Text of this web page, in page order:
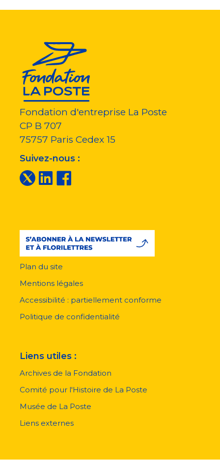
Fondation d'entreprise La Poste
CP B 707
75757 Paris Cedex 15
Suivez-nous :
pied
page
Plan du site
Mentions légales
Accessibilité : partiellement conforme
Politique de confidentialité
Liens utiles :
Archives de la Fondation
Comité pour l'Histoire de La Poste
Musée de La Poste
Liens externes